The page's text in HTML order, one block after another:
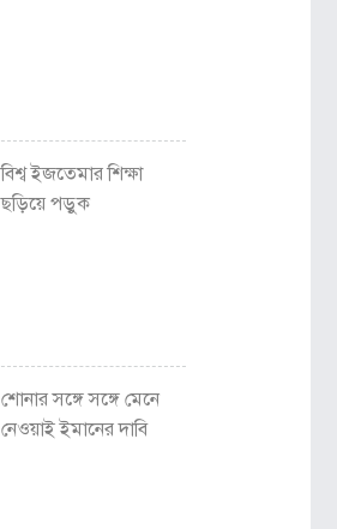
বিশ্ব ইজতেমার শিক্ষা
ছড়িয়ে পড়ুক
শোনার সঙ্গে সঙ্গে মেনে
নেওয়াই ইমানের দাবি